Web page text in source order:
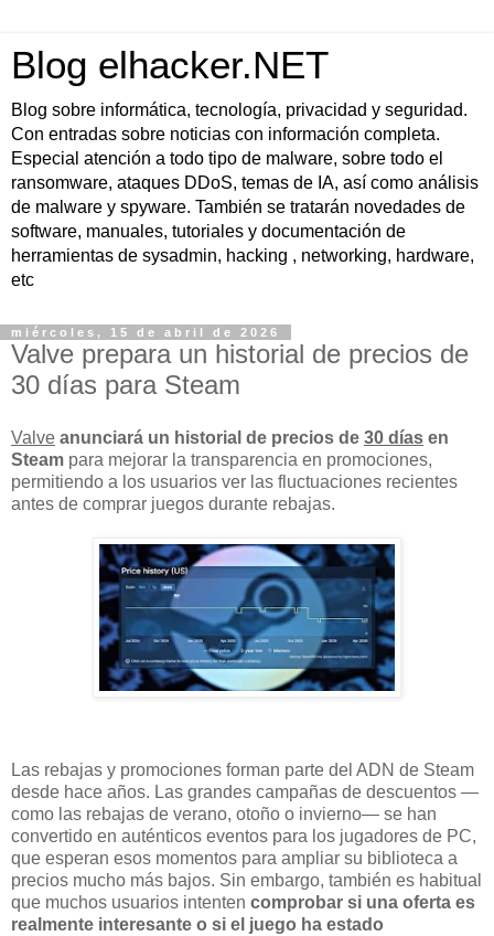
Blog elhacker.NET
Blog sobre informática, tecnología, privacidad y seguridad.
Con entradas sobre noticias con información completa.
Especial atención a todo tipo de malware, sobre todo el
ransomware, ataques DDoS, temas de IA, así como análisis
de malware y spyware. También se tratarán novedades de
software, manuales, tutoriales y documentación de
herramientas de sysadmin, hacking , networking, hardware,
etc
miércoles, 15 de abril de 2026
Valve prepara un historial de precios de
30 días para Steam
Valve anunciará un historial de precios de 30 días en
Steam para mejorar la transparencia en promociones,
permitiendo a los usuarios ver las fluctuaciones recientes
antes de comprar juegos durante rebajas.
Las rebajas y promociones forman parte del ADN de Steam
desde hace años. Las grandes campañas de descuentos —
como las rebajas de verano, otoño o invierno— se han
convertido en auténticos eventos para los jugadores de PC,
que esperan esos momentos para ampliar su biblioteca a
precios mucho más bajos. Sin embargo, también es habitual
que muchos usuarios intenten comprobar si una oferta es
realmente interesante o si el juego ha estado